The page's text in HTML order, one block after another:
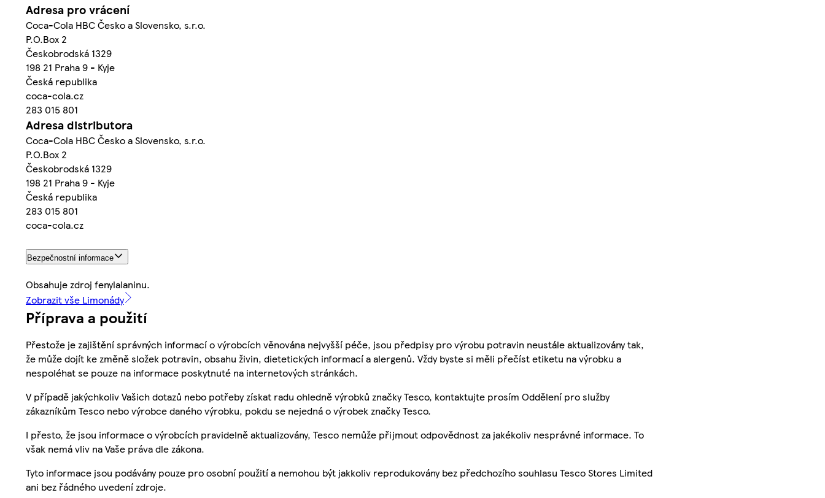
Adresa pro vrácení
Coca-Cola HBC Česko a Slovensko, s.r.o.
P.O.Box 2
Českobrodská 1329
198 21 Praha 9 - Kyje
Česká republika
coca-cola.cz
283 015 801
Adresa distributora
Coca-Cola HBC Česko a Slovensko, s.r.o.
P.O.Box 2
Českobrodská 1329
198 21 Praha 9 - Kyje
Česká republika
283 015 801
coca-cola.cz
Bezpečnostní informace
Obsahuje zdroj fenylalaninu.
Zobrazit vše Limonády
Příprava a použití
Přestože je zajištění správných informací o výrobcích věnována nejvyšší péče, jsou předpisy pro výrobu potravin neustále aktualizovány tak,
že může dojít ke změně složek potravin, obsahu živin, dietetických informací a alergenů. Vždy byste si měli přečíst etiketu na výrobku a
nespoléhat se pouze na informace poskytnuté na internetových stránkách.
V případě jakýchkoliv Vašich dotazů nebo potřeby získat radu ohledně výrobků značky Tesco, kontaktujte prosím Oddělení pro služby
zákazníkům Tesco nebo výrobce daného výrobku, pokdu se nejedná o výrobek značky Tesco.
I přesto, že jsou informace o výrobcích pravidelně aktualizovány, Tesco nemůže přijmout odpovědnost za jakékoliv nesprávné informace. To
však nemá vliv na Vaše práva dle zákona.
Tyto informace jsou podávány pouze pro osobní použití a nemohou být jakkoliv reprodukovány bez předchozího souhlasu Tesco Stores Limited
ani bez řádného uvedení zdroje.